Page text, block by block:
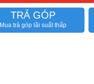
TRẢ GÓP
Mua trả góp lãi suất thấp